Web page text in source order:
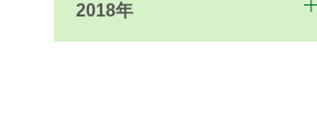
2018年